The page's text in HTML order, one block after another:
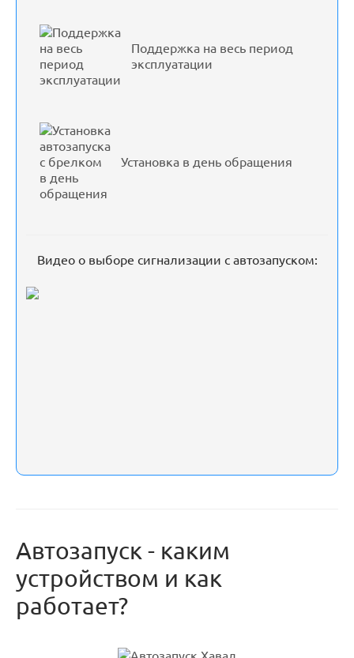
Поддержка на весь период
эксплуатации
Установка в день обращения
Видео о выборе сигнализации с автозапуском:
Автозапуск - каким
устройством и как
работает?